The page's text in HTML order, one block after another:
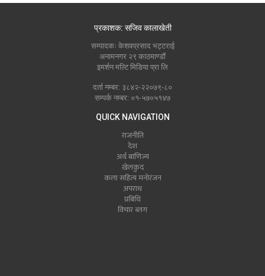
प्रकाशक: सजिव कालाखेती
सम्पादकः केशवप्रसाद भट्टराई
अनामनगर २९ काठमाण्डौं
इमर्शन मल्टि मिडिया प्रा लि
दर्ता नम्बर: ३८४२-२२०७९-८०
सम्पर्क नम्बर: ०१-५७०५१४७
QUICK NAVIGATION
राजनीति
देश
अर्थ बाणिज्य
खेलकुद
कला सहित्य मनोरंजन
अपराध
प्रबिधि
विचार ब्लग